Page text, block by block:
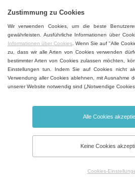
Erhöhte Kammerboden-
Aussteifung des
(rücksprache
Geräte-Untertisch
Ein befahrbarer
Zustimmung zu Cookies
Wir verwenden Cookies, um die beste
gewährleisten. Ausführliche Informationen über
Informationen über Cookies . Wenn Sie auf "Alle
zu, dass wir alle Arten von Cookies verwenden
bestimmter Arten von Cookies zulassen möchten,
Einstellungen tun. Indem Sie auf Cookies nicht
Verwendung aller Cookies ablehnen, mit Ausnahme
unserer Website notwendig sind („Notwendige
Alle Cookies
Keine Cookies
Cookies-